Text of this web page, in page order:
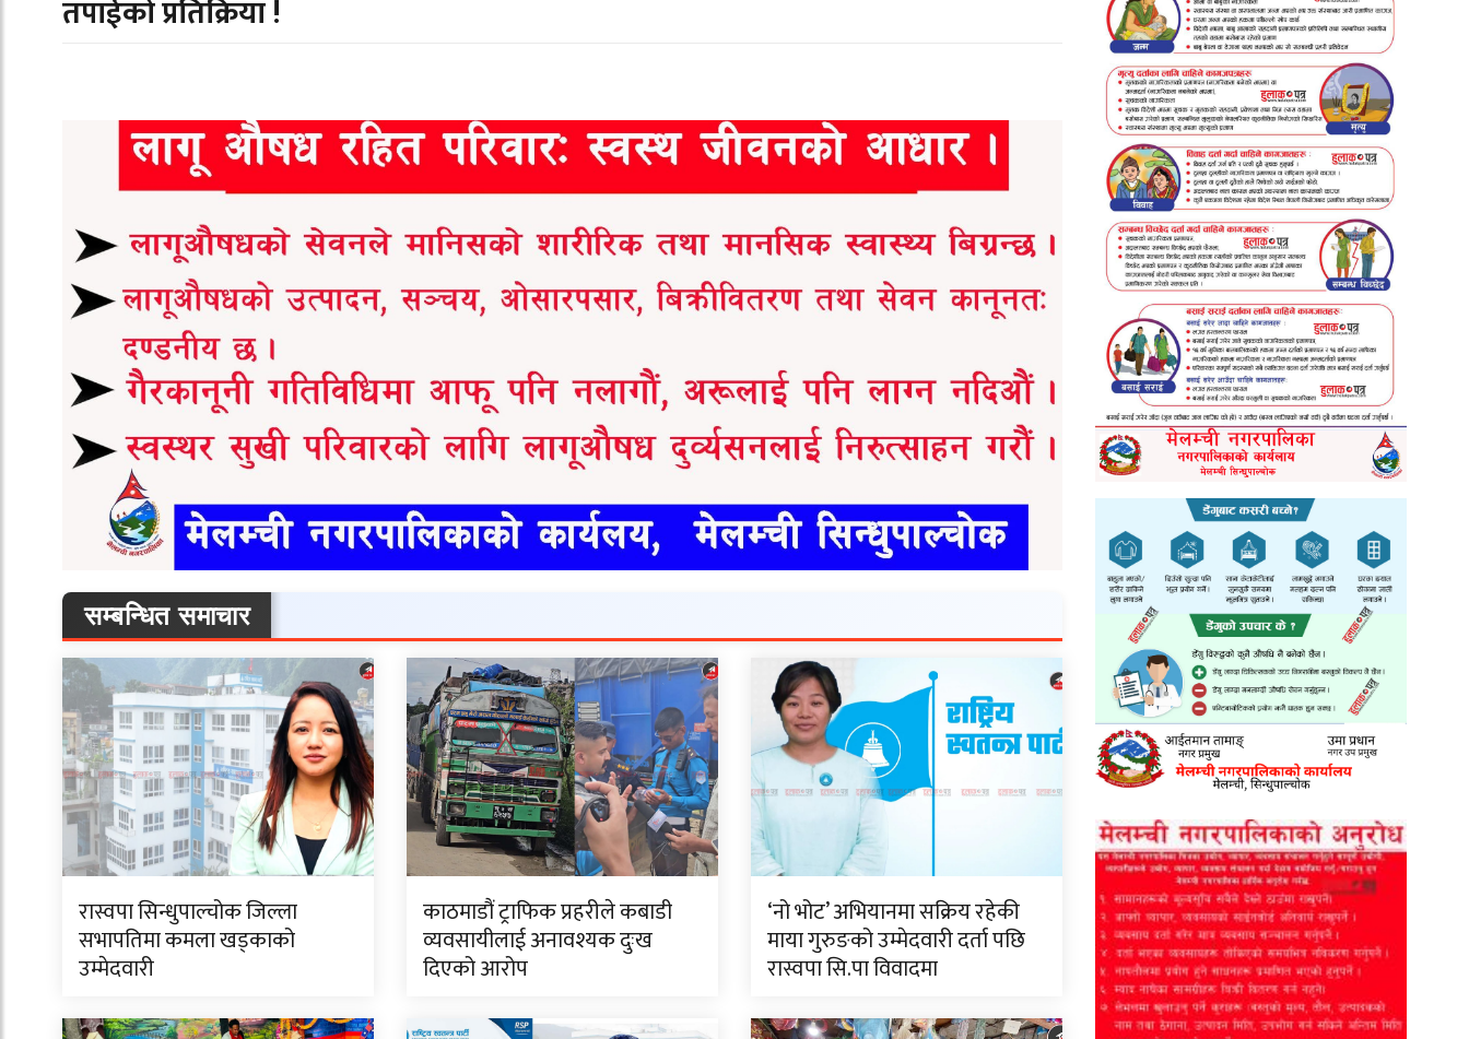
तपाईको प्रतिक्रिया !
सम्बन्धित समाचार
रास्वपा सिन्धुपाल्चोक जिल्ला
सभापतिमा कमला खड्काको
उम्मेदवारी
काठमाडौं ट्राफिक प्रहरीले कबाडी
व्यवसायीलाई अनावश्यक दुःख
दिएको आरोप
‘नो भोट’ अभियानमा सक्रिय रहेकी
माया गुरुङको उम्मेदवारी दर्ता पछि
रास्वपा सि.पा विवादमा